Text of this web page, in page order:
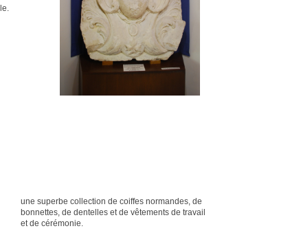
une superbe collection de coiffes normandes, de
bonnettes, de dentelles et de vêtements de travail
et de cérémonie.